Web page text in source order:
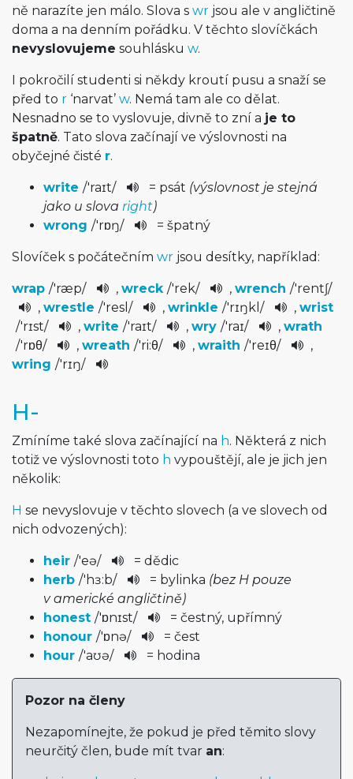
ně narazíte jen málo. Slova s wr jsou ale v angličtině
doma a na denním pořádku. V těchto slovíčkách
nevyslovujeme souhlásku w.
I pokročilí studenti si někdy kroutí pusu a snaží se
před to r ‘narvat’ w. Nemá tam ale co dělat.
Nesnadno se to vyslovuje, divně to zní a je to
špatně. Tato slova začínají ve výslovnosti na
obyčejné čisté r.
write /'raɪt/ = psát (výslovnost je stejná
jako u slova right)
wrong /'rɒŋ/ = špatný
Slovíček s počátečním wr jsou desítky, například:
wrap /'ræp/ , wreck /'rek/ , wrench /'rentʃ/
, wrestle /'resl / , wrinkle /'rɪŋkl / , wrist
/'rɪst/ , write /'raɪt/ , wry /'raɪ/ , wrath
/'rɒθ/ , wreath /'ri:θ/ , wraith /'reɪθ/
,
wring /'rɪŋ/
H-
Zmíníme také slova začínající na h. Některá z nich
totiž ve výslovnosti toto h vypouštějí, ale je jich jen
několik:
H se nevyslovuje v těchto slovech (a ve slovech od
nich odvozených):
heir /'eə/
= dědic
herb /'hɜ:b/ = bylinka (bez H pouze
v americké angličtině)
honest /'ɒnɪst/
= čestný, upřímný
honour /'ɒnə/
= čest
hour /'aʊə/ = hodina
Pozor na členy
Nezapomínejte, že pokud je před těmito slovy
neurčitý člen, bude mít tvar an: